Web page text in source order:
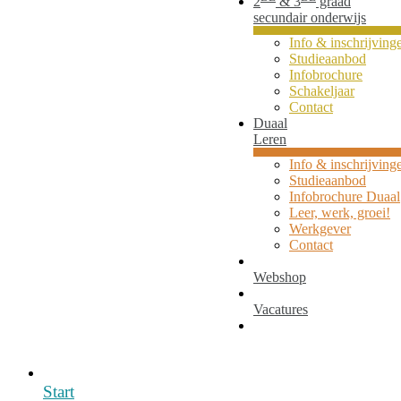
secundair onderwijs
Info &
Studieaanbod
Infobrochure
Schakeljaar
Contact
Duaal
Leren
Info &
Studieaanbod
Infobrochure Duaal
Leer, werk, groei!
Werkgever
Contact
Webshop
Vacatures
Start